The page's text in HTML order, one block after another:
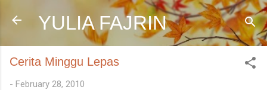
Skip to main content
YULIA FAJRIN
Cerita Minggu Lepas
- February 28, 2010